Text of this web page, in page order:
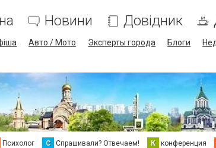
Новини Довідник
Авто / Мото Эксперты города Блоги
Психолог С Спрашивали? Отвечаем! К конференция